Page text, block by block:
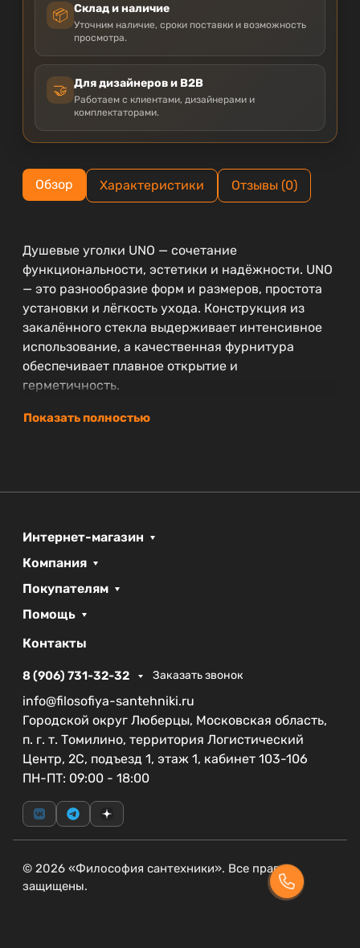
📦 Склад и наличие
Уточним наличие, сроки поставки и возможность
просмотра.
🤝 Для дизайнеров и B2B
Работаем с клиентами, дизайнерами и
комплектаторами.
Обзор Характеристики Отзывы (0)
Душевые уголки UNO — сочетание
функциональности, эстетики и надёжности. UNO
— это разнообразие форм и размеров, простота
установки и лёгкость ухода. Конструкция из
закалённого стекла выдерживает интенсивное
использование, а качественная фурнитура
обеспечивает плавное открытие и
герметичность.
Показать полностью
Интернет-магазин
Компания
Покупателям
Помощь
Контакты
8 (906) 731-32-32 Заказать звонок
info@filosofiya-santehniki.ru
Городской округ Люберцы, Московская область,
п. г. т. Томилино, территория Логистический
Центр, 2С, подъезд 1, этаж 1, кабинет 103-106
ПН-ПТ: 09:00 - 18:00
© 2026 «Философия сантехники». Все права
защищены.